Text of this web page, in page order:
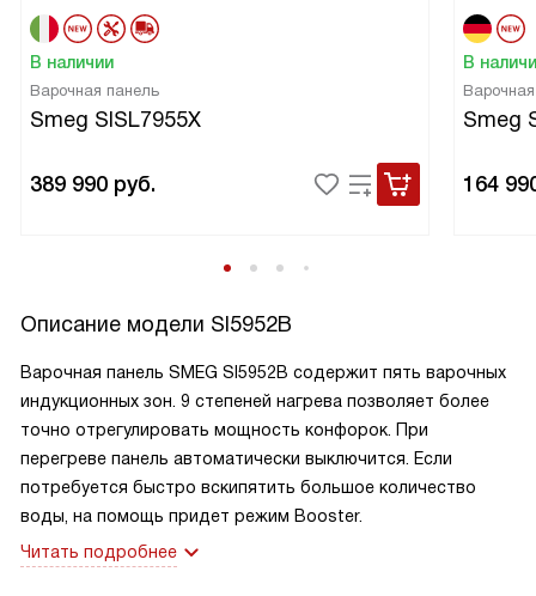
В наличии
Варочная панель
Smeg SISL7955X
389 990 руб.
В
Smeg
164
Описание модели SI5952B
Варочная панель SMEG SI5952B содержит пять варочных
индукционных зон. 9 степеней нагрева позволяет более
точно отрегулировать мощность конфорок. При
перегреве панель автоматически выключится. Если
потребуется быстро вскипятить большое количество
воды, на помощь придет режим Booster.
Читать подробнее